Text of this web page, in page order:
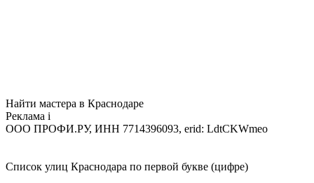
Найти мастера в Краснодаре
Реклама i
ООО ПРОФИ.РУ, ИНН 7714396093, erid: LdtCKWmeo
Список улиц Краснодара по первой букве (цифре)